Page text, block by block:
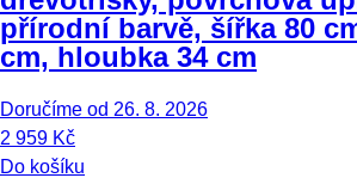
přírodní barvě, šířka 80
cm, hloubka 34 cm
Doručíme od 26. 8. 2026
2 959 Kč
Do košíku